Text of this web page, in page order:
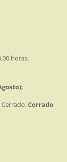
horas.
Cerrado.Cerrado